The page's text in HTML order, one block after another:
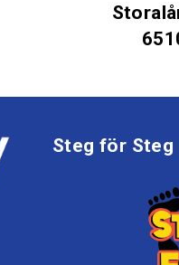
Steg för Steg